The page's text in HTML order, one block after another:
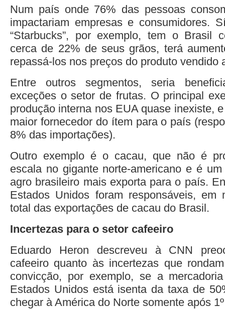
Num país onde 76% das pessoas
impactariam empresas e consumidores.
“Starbucks”, por exemplo, tem o Brasil
cerca de 22% de seus grãos, terá
repassá-los nos preços do produto vendido
Entre outros segmentos, seria
exceções o setor de frutas. O principal
produção interna nos EUA quase inexiste,
maior fornecedor do ítem para o país
8% das importações).
Outro exemplo é o cacau, que não é
escala no gigante norte-americano e é
agro brasileiro mais exporta para o país.
Estados Unidos foram responsáveis, em
total das exportações de cacau do Brasil.
Incertezas para o setor cafeeiro
Eduardo Heron descreveu à CNN
cafeeiro quanto às incertezas que
convicção, por exemplo, se a
Estados Unidos está isenta da taxa de
chegar à América do Norte somente após